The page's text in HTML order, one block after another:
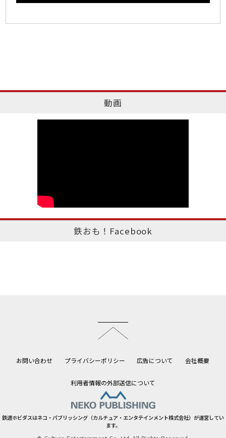
動画
鉄おも！Facebook
お問い合わせ プライバシーポリシー 広告について 会社概要
利用者情報の外部送信について
鉄道ホビダスはネコ・パブリッシング（カルチュア・エンタテインメント株式会社）が運営してい
ます。